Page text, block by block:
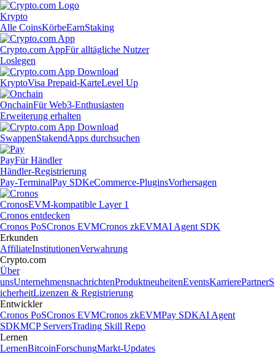
Krypto
Alle CoinsKörbeEarnStaking
Crypto.com AppFür alltägliche Nutzer
Loslegen
KryptoVisa Prepaid-KarteLevel Up
OnchainFür Web3-Enthusiasten
Erweiterung erhalten
SwappenStakendApps durchsuchen
PayFür Händler
Händler-Registrierung
Pay-TerminalPay SDKeCommerce-PluginsVorhersagen
CronosEVM-kompatible Layer 1
Cronos entdecken
Cronos PoSCronos EVMCronos zkEVMAI Agent SDK
Erkunden
AffiliateInstitutionenVerwahrung
Crypto.com
Über
unsUnternehmensnachrichtenProduktneuheitenEventsKarrierePartnerS
icherheitLizenzen & Registrierung
Entwickler
Cronos PoSCronos EVMCronos zkEVMPay SDKAI Agent
SDKMCP ServersTrading Skill Repo
Lernen
LernenBitcoinForschungMarkt-Updates